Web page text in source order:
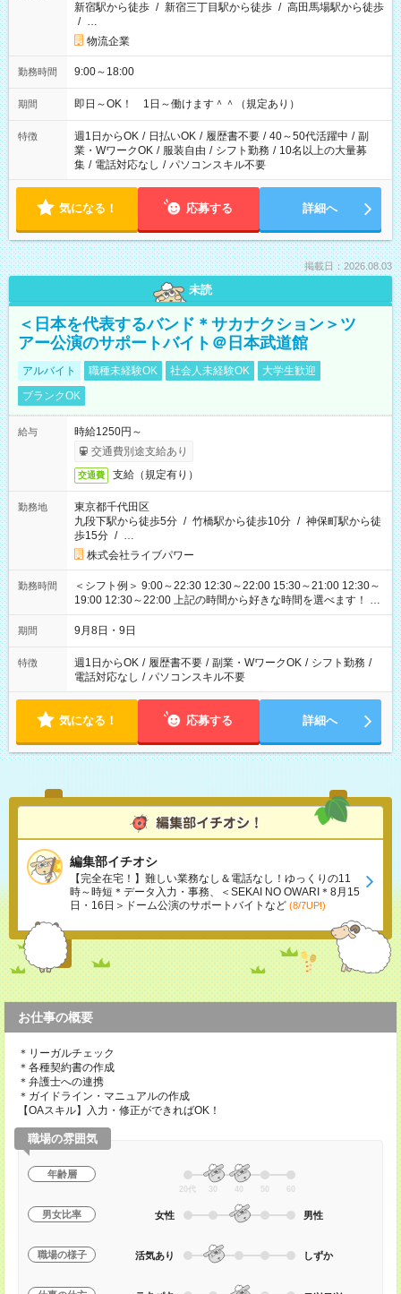
新宿駅から徒歩 / 新宿三丁目駅から徒歩 / 高田馬場駅から徒歩
/ …
物流企業
勤務時間 9:00～18:00
期間 即日～OK！ 1日～働けます＾＾（規定あり）
特徴 週1日からOK / 日払いOK / 履歴書不要 / 40～50代活躍中 / 副
業・WワークOK / 服装自由 / シフト勤務 / 10名以上の大量募
集 / 電話対応なし / パソコンスキル不要
気になる！ 応募する 詳細へ
掲載日：2026.08.03
未読
＜日本を代表するバンド＊サカナクション＞ツ
アー公演のサポートバイト＠日本武道館
アルバイト 職種未経験OK 社会人未経験OK
大学生歓迎
ブランクOK
給与
時給1250円～
交通費別途支給あり
交通費 支給（規定有り）
勤務地
東京都千代田区
九段下駅から徒歩5分 / 竹橋駅から徒歩10分 / 神保町駅から徒
歩15分 / …
株式会社ライブパワー
勤務時間
＜シフト例＞ 9:00～22:30 12:30～22:00 15:30～21:00 12:30～
19:00 12:30～22:00 上記の時間から好きな時間を選べます！ ※
時間は変更となる可能性があります
期間 9月8日・9日
特徴 週1日からOK / 履歴書不要 / 副業・WワークOK / シフト勤務 /
電話対応なし / パソコンスキル不要
気になる！ 応募する 詳細へ
編集部イチオシ
【完全在宅！】難しい業務なし＆電話なし！ゆっくりの11
時～時短＊データ入力・事務、＜SEKAI NO OWARI＊8月15
日・16日＞ドーム公演のサポートバイトなど (8/7UP!)
お仕事の概要
＊リーガルチェック
＊各種契約書の作成
＊弁護士への連携
＊ガイドライン・マニュアルの作成
【OAスキル】入力・修正ができればOK！
職場の雰囲気
年齢層
20代 30 40 50 60
男女比率 女性 男性
職場の様子 活気あり しずか